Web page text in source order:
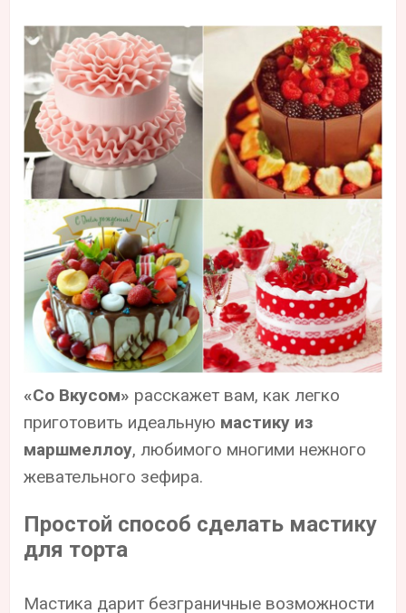
«Со Вкусом» расскажет вам, как легко
приготовить идеальную мастику из
маршмеллоу, любимого многими нежного
жевательного зефира.
Простой способ сделать мастику
для торта
Мастика дарит безграничные возможности